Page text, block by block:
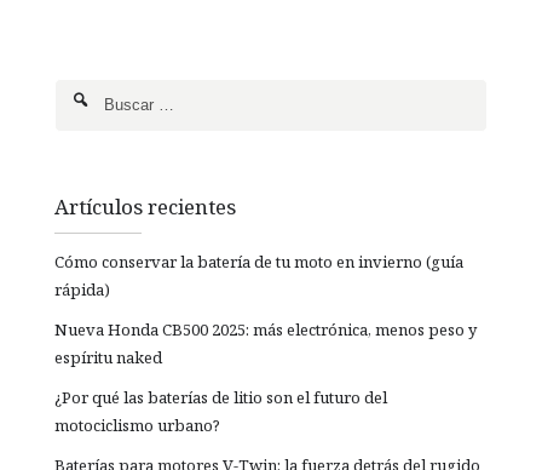
Artículos recientes
Cómo conservar la batería de tu moto en invierno (guía
rápida)
Nueva Honda CB500 2025: más electrónica, menos peso y
espíritu naked
¿Por qué las baterías de litio son el futuro del
motociclismo urbano?
Baterías para motores V-Twin: la fuerza detrás del rugido